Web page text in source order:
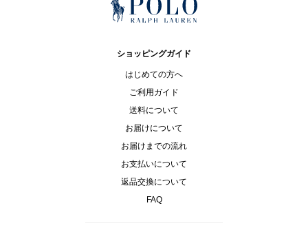
ショッピングガイド
はじめての方へ
ご利用ガイド
送料について
お届けについて
お届けまでの流れ
お支払いについて
返品交換について
FAQ